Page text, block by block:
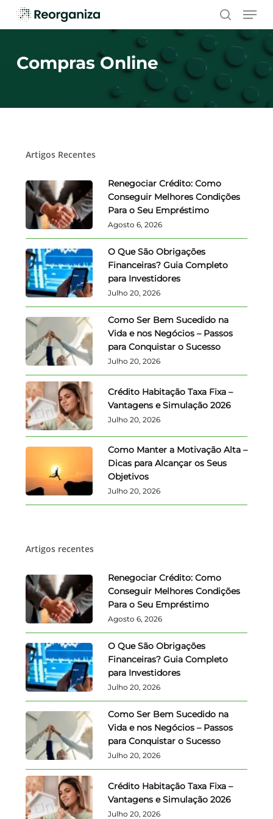
Skip
search
Compras Online
Artigos Recentes
Renegociar Crédito: Como
Conseguir Melhores Condições
Para o Seu Empréstimo
Agosto 6, 2026
O Que São Obrigações
Financeiras? Guia Completo
para Investidores
Julho 20, 2026
Como Ser Bem Sucedido na
Vida e nos Negócios – Passos
para Conquistar o Sucesso
Julho 20, 2026
Crédito Habitação Taxa Fixa –
Vantagens e Simulação 2026
Julho 20, 2026
Como Manter a Motivação Alta –
Dicas para Alcançar os Seus
Objetivos
Julho 20, 2026
Artigos recentes
Renegociar Crédito: Como
Conseguir Melhores Condições
Para o Seu Empréstimo
Agosto 6, 2026
O Que São Obrigações
Financeiras? Guia Completo
para Investidores
Julho 20, 2026
Como Ser Bem Sucedido na
Vida e nos Negócios – Passos
para Conquistar o Sucesso
Julho 20, 2026
Crédito Habitação Taxa Fixa –
Vantagens e Simulação 2026
Julho 20, 2026